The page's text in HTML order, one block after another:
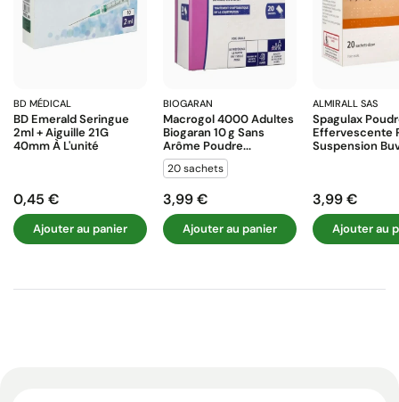
BD MÉDICAL
BD Emerald Seringue
2ml + Aiguille 21G
40mm À L'unité
Prix
0,45 €
Ajouter au panier
BIOGARAN
Macrogol 4000 Adultes
Biogaran 10 G Sans
Arôme Poudre...
20 sachets
Prix
3,99 €
Ajouter au panier
ALMIRALL SAS
Spagulax
Effervescente
Suspension
Prix
3,99 €
Ajouter au